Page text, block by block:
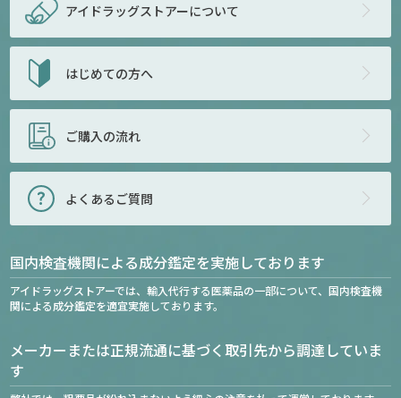
アイドラッグストアーについて
はじめての方へ
ご購入の流れ
よくあるご質問
国内検査機関による成分鑑定を実施しております
アイドラッグストアーでは、輸入代行する医薬品の一部について、国内検査機
関による成分鑑定を適宜実施しております。
メーカーまたは正規流通に基づく取引先から調達していま
す